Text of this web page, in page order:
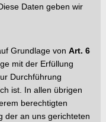
Daten geben wir
Grundlage von Art. 6
mit der Erfüllung
Durchführung
ist. In allen übrigen
berechtigten
der an uns gerichteten